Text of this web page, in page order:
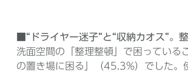
■“ドライヤー迷子”と“収納カオス”。
洗面空間の「整理整頓」で困っている
の置き場に困る」（45.3%）でした。